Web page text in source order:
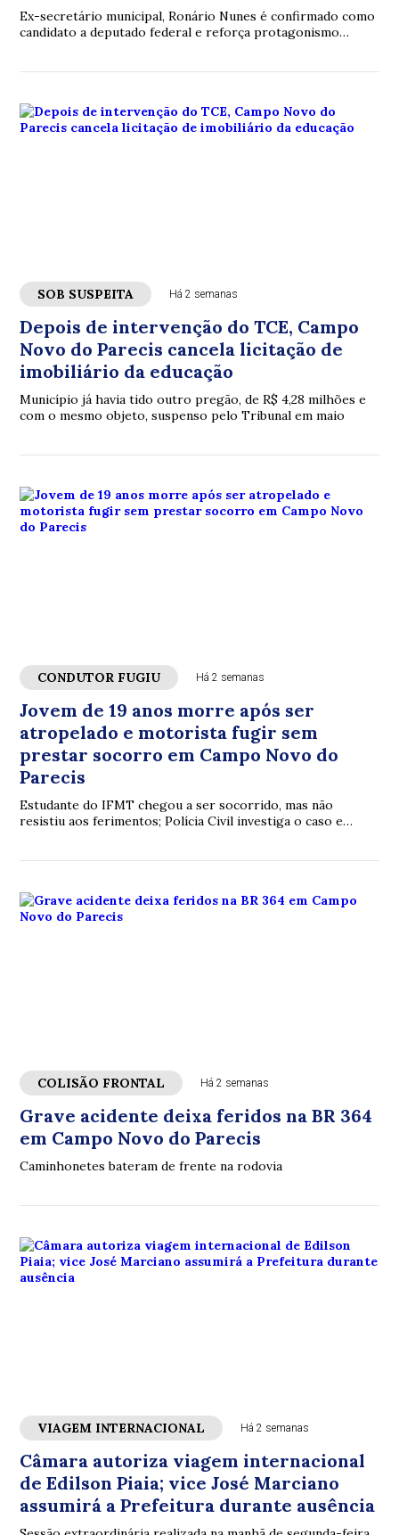
Ex-secretário municipal, Ronário Nunes é confirmado como
candidato a deputado federal e reforça protagonismo
SOB SUSPEITA Há 2 semanas
Depois de intervenção do TCE, Campo
Novo do Parecis cancela licitação de
imobiliário da educação
Município já havia tido outro pregão, de R$ 4,28 milhões e
com o mesmo objeto, suspenso pelo Tribunal em maio
CONDUTOR FUGIU Há 2 semanas
Jovem de 19 anos morre após ser
atropelado e motorista fugir sem
prestar socorro em Campo Novo do
Parecis
Estudante do IFMT chegou a ser socorrido, mas não
resistiu aos ferimentos; Polícia Civil investiga o caso e
COLISÃO FRONTAL Há 2 semanas
Grave acidente deixa feridos na BR 364
em Campo Novo do Parecis
Caminhonetes bateram de frente na rodovia
VIAGEM INTERNACIONAL Há 2 semanas
Câmara autoriza viagem internacional
de Edilson Piaia; vice José Marciano
assumirá a Prefeitura durante ausência